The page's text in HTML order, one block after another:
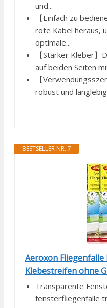
und...
【Einfach zu
rote Kabel heraus,
optimale...
【Starker Kleber
auf beiden Seiten
【
robust und langlebig
BESTSELLER NR. 7
Aeroxon Fliegenfalle
Klebestreifen ohne
Transparente
fensterfliegenfalle